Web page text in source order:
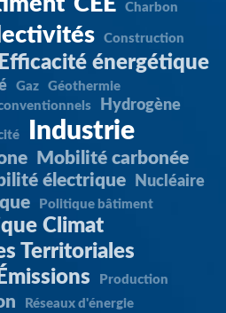
Charbon
Construction
Efficacité énergétique
Gaz
Géothermie
Hydrogène
Industrie
Mobilité carbonée
électrique Nucléaire
Politique bâtiment
Climat
Territoriales
Production
Réseaux d'énergie